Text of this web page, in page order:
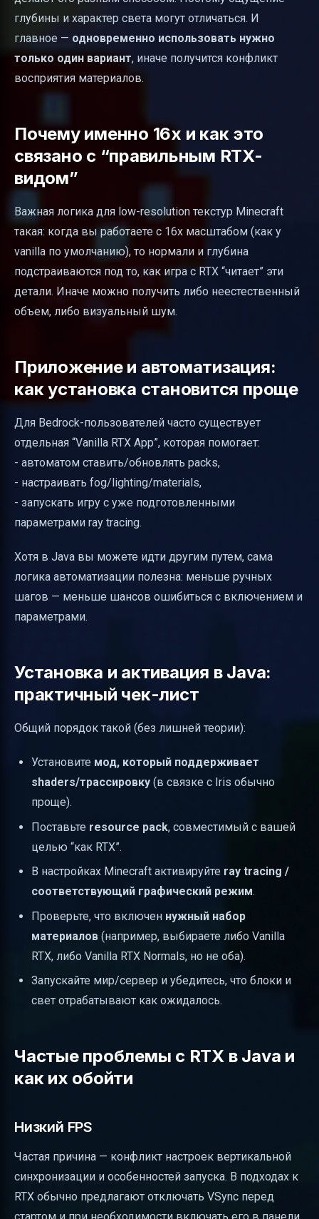
глубины и характер света могут отличаться. И
главное — одновременно использовать нужно
только один вариант, иначе получится конфликт
восприятия материалов.
Почему именно 16x и как это
связано с “правильным RTX-
видом”
Важная логика для low-resolution текстур Minecraft
такая: когда вы работаете с 16x масштабом (как у
vanilla по умолчанию), то нормали и глубина
подстраиваются под то, как игра с RTX “читает” эти
детали. Иначе можно получить либо неестественный
объем, либо визуальный шум.
Приложение и автоматизация:
как установка становится проще
Для Bedrock-пользователей часто существует
отдельная “Vanilla RTX App”, которая помогает:
- автоматом ставить/обновлять packs,
- настраивать fog/lighting/materials,
- запускать игру с уже подготовленными
параметрами ray tracing.
Хотя в Java вы можете идти другим путем, сама
логика автоматизации полезна: меньше ручных
шагов — меньше шансов ошибиться с включением и
параметрами.
Установка и активация в Java:
практичный чек-лист
Общий порядок такой (без лишней теории):
Установите мод, который поддерживает
shaders/трассировку (в связке с Iris обычно
проще).
Поставьте resource pack, совместимый с вашей
целью “как RTX”.
В настройках Minecraft активируйте ray tracing /
соответствующий графический режим.
Проверьте, что включен нужный набор
материалов (например, выбираете либо Vanilla
RTX, либо Vanilla RTX Normals, но не оба).
Запускайте мир/сервер и убедитесь, что блоки и
свет отрабатывают как ожидалось.
Частые проблемы с RTX в Java и
как их обойти
Низкий FPS
Частая причина — конфликт настроек вертикальной
синхронизации и особенностей запуска. В подходах к
RTX обычно предлагают отключать VSync перед